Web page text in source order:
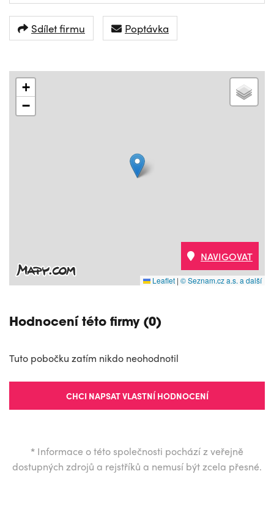
Sdílet firmu Poptávka
+
−
Leaflet | © Seznam.cz a.s. a další
NAVIGOVAT
Hodnocení této firmy (0)
Tuto pobočku zatím nikdo neohodnotil
CHCI NAPSAT VLASTNÍ HODNOCENÍ
* Informace o této společnosti pochází z veřejně
dostupných zdrojů a rejstříků a nemusí být zcela přesné.